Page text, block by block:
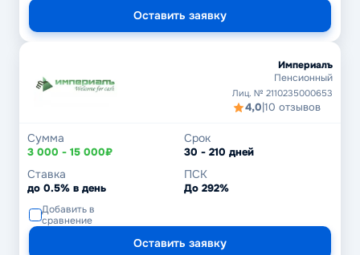
Оставить заявку
Империалъ
Пенсионный
Лиц. № 2110235000653
4,0|10 отзывов
Сумма
3 000 - 15 000₽
Срок
30 - 210 дней
Ставка
до 0.5% в день
ПСК
До 292%
Добавить в
сравнение
Оставить заявку